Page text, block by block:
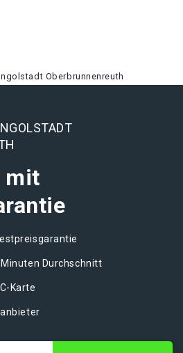
Oberbrunnenreuth
mit
Durchschnitt
Karte